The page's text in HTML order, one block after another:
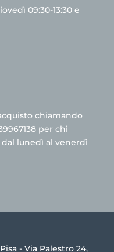
09:30-13:30 e
chiamando
per chi
lunedì al venerdì
- Via Palestro 24,